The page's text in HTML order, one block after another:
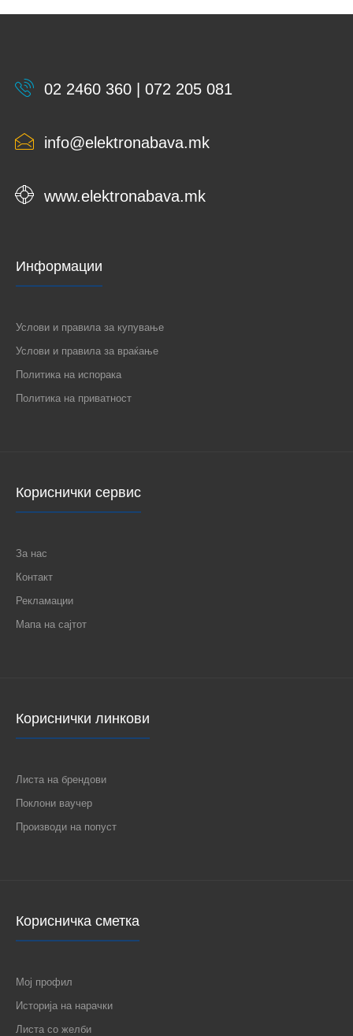
02 2460 360 | 072 205 081
info@elektronabava.mk
www.elektronabava.mk
Информации
Услови и правила за купување
Услови и правила за враќање
Политика на испорака
Политика на приватност
Кориснички сервис
За нас
Контакт
Рекламации
Мапа на сајтот
Кориснички линкови
Листа на брендови
Поклони ваучер
Производи на попуст
Корисничка сметка
Мој профил
Историја на нарачки
Листа со желби